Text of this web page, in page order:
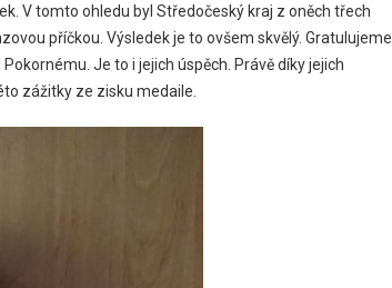
V tomto ohledu byl Středočeský kraj z oněch třech
příčkou. Výsledek je to ovšem skvělý. Gratulujeme
Je to i jejich úspěch. Právě díky jejich
zážitky ze zisku medaile.